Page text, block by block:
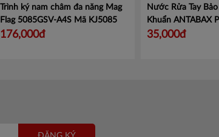
Trình ký nam châm đa năng Mag
Flag 5085GSV-A4S Mã KJ5085
176,000đ
Nước Rửa Tay
Khuẩn ANTABAX
VệMã 893 614923
35,000đ